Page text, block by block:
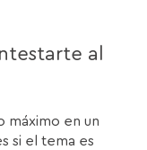
al
en un
si el tema es